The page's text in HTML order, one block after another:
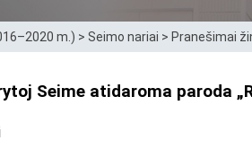
m.) > Seimo nariai > Pranešimai
Seime atidaroma paroda